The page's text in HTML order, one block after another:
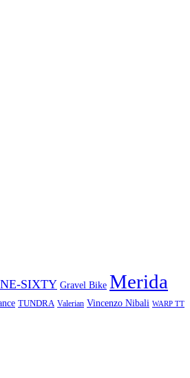
SIXTY Gravel Bike Merida
TUNDRA Valerian Vincenzo Nibali WARP TT